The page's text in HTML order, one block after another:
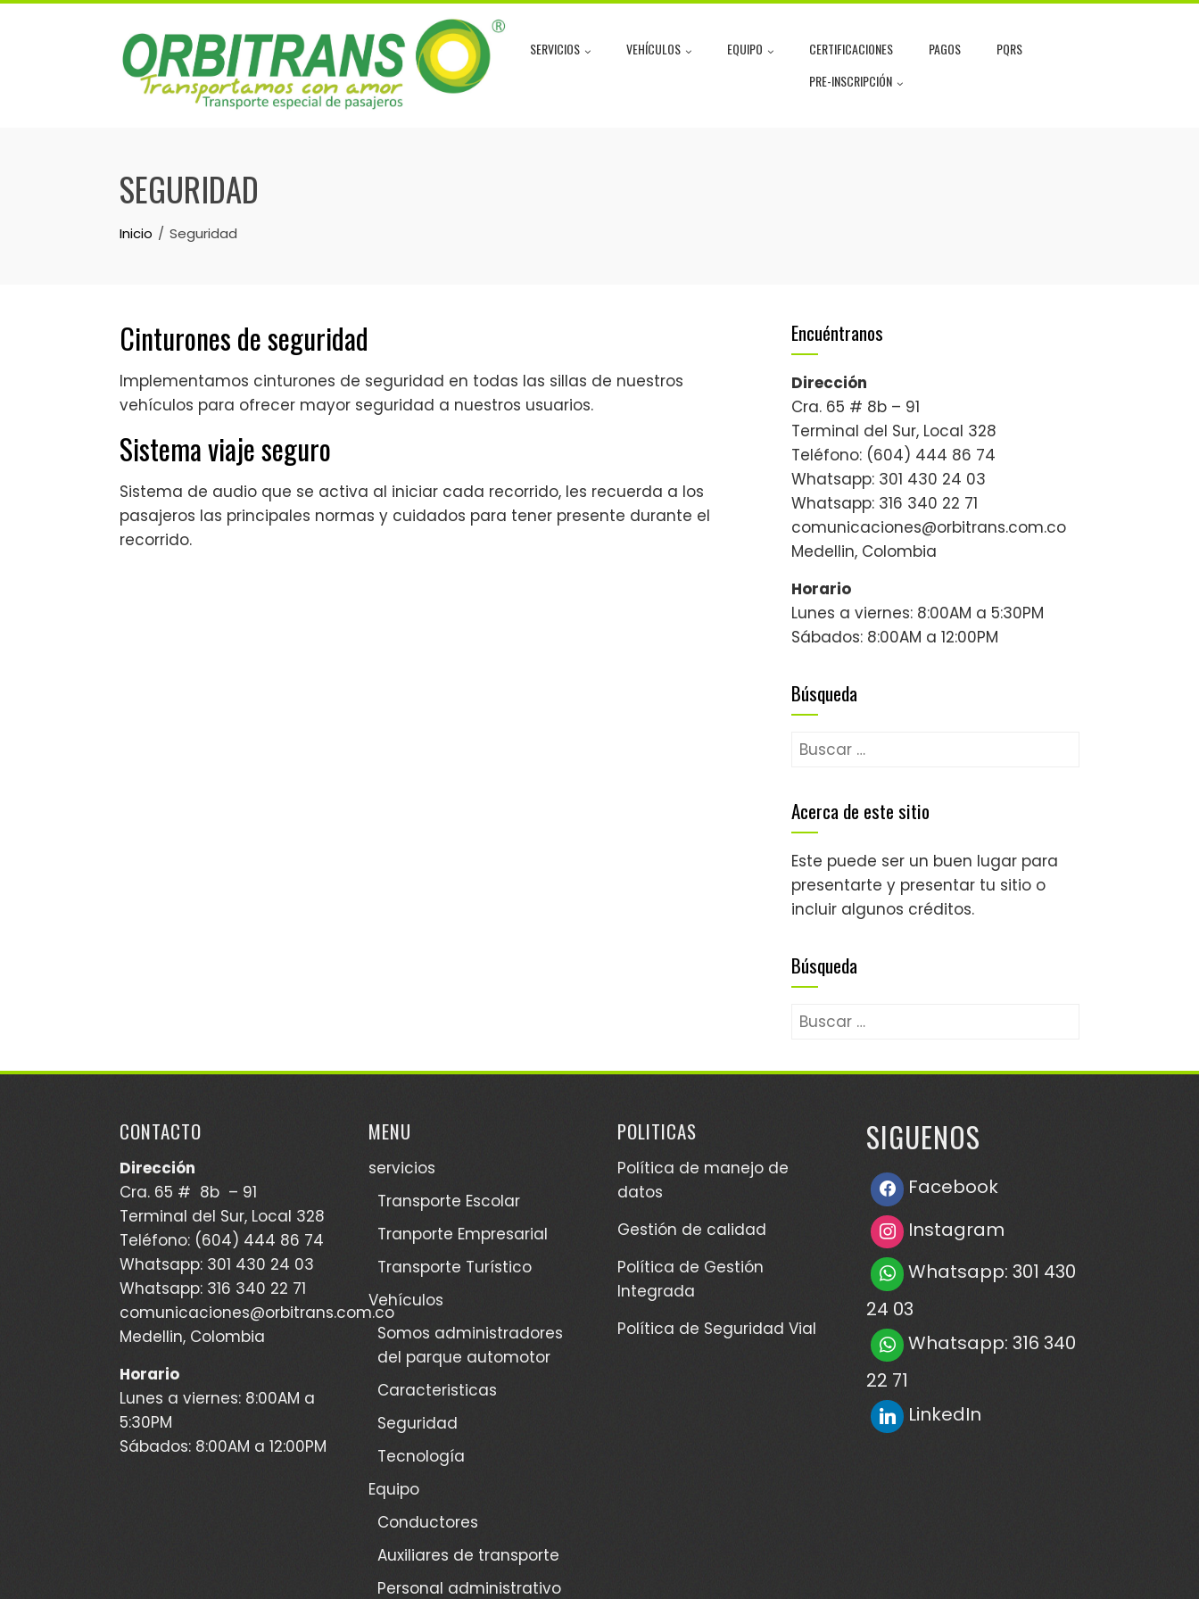
Skip
SERVICIOS VEHÍCULOS EQUIPO CERTIFICACIONES PAGOS
PQRS
PRE-INSCRIPCIÓN
SEGURIDAD
Inicio Seguridad
Cinturones de seguridad
Implementamos cinturones de seguridad en todas las sillas de nuestros
vehículos para ofrecer mayor seguridad a nuestros usuarios.
Sistema viaje seguro
Sistema de audio que se activa al iniciar cada recorrido, les recuerda a los
pasajeros las principales normas y cuidados para tener presente durante el
recorrido.
Encuéntranos
Dirección
Cra. 65 # 8b – 91
Terminal del Sur, Local 328
Teléfono: (604) 444 86 74
Whatsapp: 301 430 24 03
Whatsapp: 316 340 22 71
comunicaciones@orbitrans.com.co
Medellin, Colombia
Horario
Lunes a viernes: 8:00AM a 5:30PM
Sábados: 8:00AM a 12:00PM
Búsqueda
Buscar:
Acerca de este sitio
Este puede ser un buen lugar para
presentarte y presentar tu sitio o
incluir algunos créditos.
Búsqueda
Buscar:
CONTACTO
Dirección
Cra. 65 # 8b – 91
Terminal del Sur, Local 328
Teléfono: (604) 444 86 74
Whatsapp: 301 430 24 03
Whatsapp: 316 340 22 71
comunicaciones@orbitrans.com.co
Medellin, Colombia
Horario
Lunes a viernes: 8:00AM a
5:30PM
Sábados: 8:00AM a 12:00PM
MENU
servicios
Transporte Escolar
Tranporte Empresarial
Transporte Turístico
Vehículos
Somos administradores
del parque automotor
Caracteristicas
Seguridad
Tecnología
Equipo
Conductores
Auxiliares de transporte
Personal administrativo
POLITICAS
Política de manejo de
datos
Gestión de calidad
Política de Gestión
Integrada
Política de Seguridad Vial
SIGUENOS
Facebook
Instagram
Whatsapp: 301 430
24 03
Whatsapp: 316 340
22 71
LinkedIn